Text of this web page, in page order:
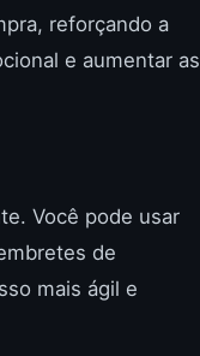
reforçando a
e aumentar as
Você pode usar
de
mais ágil e